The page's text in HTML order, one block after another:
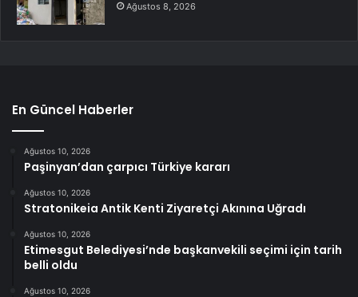
Ağustos 8, 2026
En Güncel Haberler
Ağustos 10, 2026
Paşinyan’dan çarpıcı Türkiye kararı
Ağustos 10, 2026
Stratonikeia Antik Kenti Ziyaretçi Akınına Uğradı
Ağustos 10, 2026
Etimesgut Belediyesi’nde başkanvekili seçimi için tarih
belli oldu
Ağustos 10, 2026